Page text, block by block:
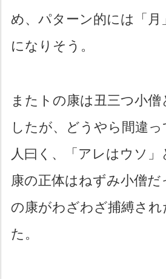
め、パターン的には「月
になりそう。
またトの康は丑三つ小僧
したが、どうやら間違
人曰く、「アレはウソ」
康の正体はねずみ小僧だ
の康がわざわざ捕縛され
た。